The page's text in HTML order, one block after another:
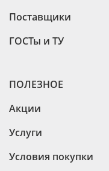
Поставщики
ГОСТы и ТУ
ПОЛЕЗНОЕ
Акции
Услуги
Условия покупки